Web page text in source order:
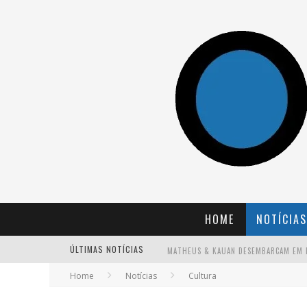
HOME NOTÍCIAS
ÚLTIMAS NOTÍCIAS
Home Notícias Cultura